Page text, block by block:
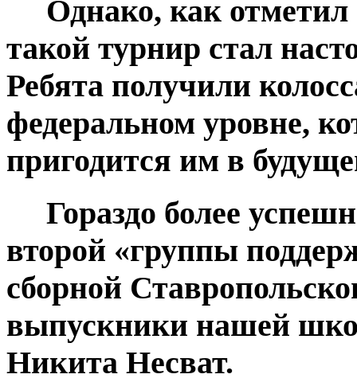
Однако, как отметил
такой турнир стал
Ребята получили
федеральном уровне,
пригодится им в
Гораздо более
второй «группы
сборной
выпускники нашей
Никита Несват.